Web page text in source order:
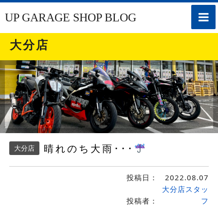
toggle
UP GARAGE SHOP BLOG
大分店
大分店 晴れのち大雨･･･
投稿日： 2022.08.07
投稿者：
大分店スタッ
フ